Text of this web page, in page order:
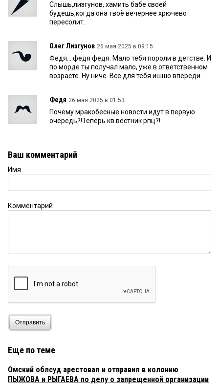
Слышь,лизгунов, хамить бабе своей
будешь,когда она твоё вечернее хрючево
пересолит.
Олег Лизгунов 26 мая 2025 в 09:15:
Федя....федя федя. Мало тебя пороли в детстве. И
по морде ты получал мало, уже в ответственном
возрасте. Ну ничё. Все для тебя ишшо впереди.
Федя 26 мая 2025 в 01:53:
Почему мракобесные новости идут в первую
очередь?!Теперь кв вестник рпц?!
Ваш комментарий
Имя
Комментарий
Отправить
Еще по теме
Омский облсуд арестовал и отправил в колонию
ПЫЖОВА и РЫГАЕВА по делу о запрещенной организации